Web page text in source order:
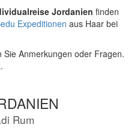
Jordanien finden
Expeditionen aus Haar bei
Anmerkungen oder Fragen.
.
Rum